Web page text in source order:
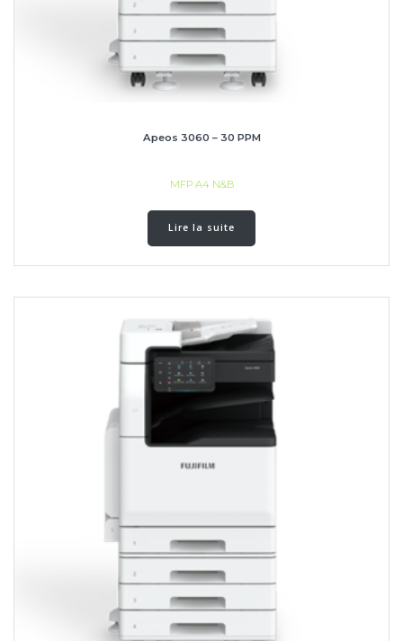
Apeos 3060 – 30 PPM
MFP A4 N&B
Lire la suite